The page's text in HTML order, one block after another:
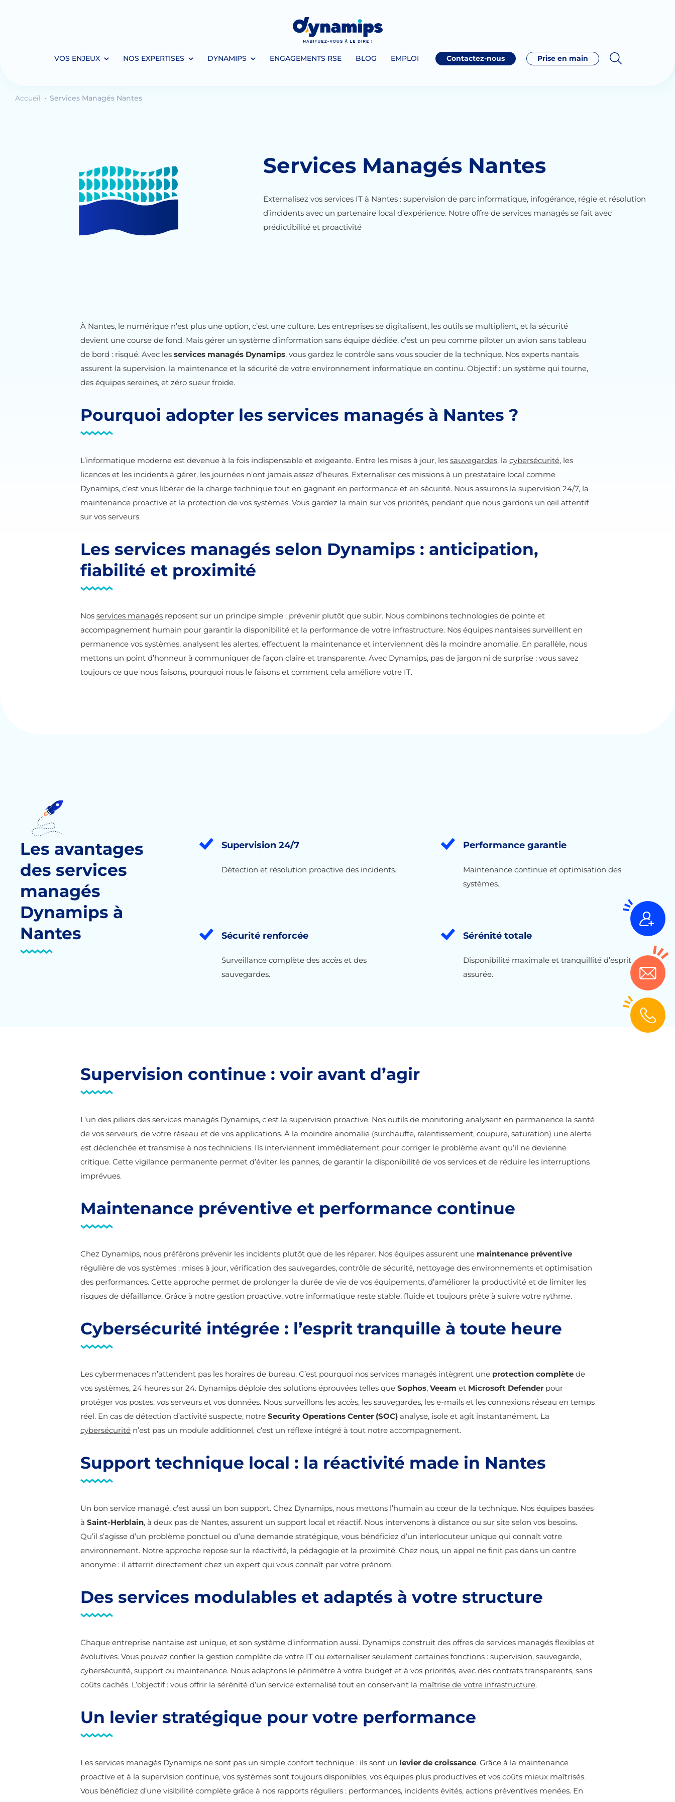
VOS ENJEUX NOS EXPERTISES DYNAMIPS ENGAGEMENTS RSE BLOG EMPLOI Contactez-nous Prise en main
Accueil Services Managés Nantes
Services Managés Nantes
Externalisez vos services IT à Nantes : supervision de parc informatique, infogérance, régie et résolution
d’incidents avec un partenaire local d’expérience. Notre offre de services managés se fait avec
prédictibilité et proactivité
À Nantes, le numérique n’est plus une option, c’est une culture. Les entreprises se digitalisent, les outils se multiplient, et la sécurité
devient une course de fond. Mais gérer un système d’information sans équipe dédiée, c’est un peu comme piloter un avion sans tableau
de bord : risqué. Avec les services managés Dynamips, vous gardez le contrôle sans vous soucier de la technique. Nos experts nantais
assurent la supervision, la maintenance et la sécurité de votre environnement informatique en continu. Objectif : un système qui tourne,
des équipes sereines, et zéro sueur froide.
Pourquoi adopter les services managés à Nantes ?
L’informatique moderne est devenue à la fois indispensable et exigeante. Entre les mises à jour, les sauvegardes, la cybersécurité, les
licences et les incidents à gérer, les journées n’ont jamais assez d’heures. Externaliser ces missions à un prestataire local comme
Dynamips, c’est vous libérer de la charge technique tout en gagnant en performance et en sécurité. Nous assurons la supervision 24/7, la
maintenance proactive et la protection de vos systèmes. Vous gardez la main sur vos priorités, pendant que nous gardons un œil attentif
sur vos serveurs.
Les services managés selon Dynamips : anticipation,
fiabilité et proximité
Nos services managés reposent sur un principe simple : prévenir plutôt que subir. Nous combinons technologies de pointe et
accompagnement humain pour garantir la disponibilité et la performance de votre infrastructure. Nos équipes nantaises surveillent en
permanence vos systèmes, analysent les alertes, effectuent la maintenance et interviennent dès la moindre anomalie. En parallèle, nous
mettons un point d’honneur à communiquer de façon claire et transparente. Avec Dynamips, pas de jargon ni de surprise : vous savez
toujours ce que nous faisons, pourquoi nous le faisons et comment cela améliore votre IT.
Les avantages
des services
managés
Dynamips à
Nantes
Supervision 24/7
Détection et résolution proactive des incidents.
Performance garantie
Maintenance continue et optimisation des
systèmes.
Sécurité renforcée
Surveillance complète des accès et des
sauvegardes.
Sérénité totale
Disponibilité maximale et tranquillité d’esprit
assurée.
Supervision continue : voir avant d’agir
L’un des piliers des services managés Dynamips, c’est la supervision proactive. Nos outils de monitoring analysent en permanence la santé
de vos serveurs, de votre réseau et de vos applications. À la moindre anomalie (surchauffe, ralentissement, coupure, saturation) une alerte
est déclenchée et transmise à nos techniciens. Ils interviennent immédiatement pour corriger le problème avant qu’il ne devienne
critique. Cette vigilance permanente permet d’éviter les pannes, de garantir la disponibilité de vos services et de réduire les interruptions
imprévues.
Maintenance préventive et performance continue
Chez Dynamips, nous préférons prévenir les incidents plutôt que de les réparer. Nos équipes assurent une maintenance préventive
régulière de vos systèmes : mises à jour, vérification des sauvegardes, contrôle de sécurité, nettoyage des environnements et optimisation
des performances. Cette approche permet de prolonger la durée de vie de vos équipements, d’améliorer la productivité et de limiter les
risques de défaillance. Grâce à notre gestion proactive, votre informatique reste stable, fluide et toujours prête à suivre votre rythme.
Cybersécurité intégrée : l’esprit tranquille à toute heure
Les cybermenaces n’attendent pas les horaires de bureau. C’est pourquoi nos services managés intègrent une protection complète de
vos systèmes, 24 heures sur 24. Dynamips déploie des solutions éprouvées telles que Sophos, Veeam et Microsoft Defender pour
protéger vos postes, vos serveurs et vos données. Nous surveillons les accès, les sauvegardes, les e-mails et les connexions réseau en temps
réel. En cas de détection d’activité suspecte, notre Security Operations Center (SOC) analyse, isole et agit instantanément. La
cybersécurité n’est pas un module additionnel, c’est un réflexe intégré à tout notre accompagnement.
Support technique local : la réactivité made in Nantes
Un bon service managé, c’est aussi un bon support. Chez Dynamips, nous mettons l’humain au cœur de la technique. Nos équipes basées
à Saint-Herblain, à deux pas de Nantes, assurent un support local et réactif. Nous intervenons à distance ou sur site selon vos besoins.
Qu’il s’agisse d’un problème ponctuel ou d’une demande stratégique, vous bénéficiez d’un interlocuteur unique qui connaît votre
environnement. Notre approche repose sur la réactivité, la pédagogie et la proximité. Chez nous, un appel ne finit pas dans un centre
anonyme : il atterrit directement chez un expert qui vous connaît par votre prénom.
Des services modulables et adaptés à votre structure
Chaque entreprise nantaise est unique, et son système d’information aussi. Dynamips construit des offres de services managés flexibles et
évolutives. Vous pouvez confier la gestion complète de votre IT ou externaliser seulement certaines fonctions : supervision, sauvegarde,
cybersécurité, support ou maintenance. Nous adaptons le périmètre à votre budget et à vos priorités, avec des contrats transparents, sans
coûts cachés. L’objectif : vous offrir la sérénité d’un service externalisé tout en conservant la maîtrise de votre infrastructure.
Un levier stratégique pour votre performance
Les services managés Dynamips ne sont pas un simple confort technique : ils sont un levier de croissance. Grâce à la maintenance
proactive et à la supervision continue, vos systèmes sont toujours disponibles, vos équipes plus productives et vos coûts mieux maîtrisés.
Vous bénéficiez d’une visibilité complète grâce à nos rapports réguliers : performances, incidents évités, actions préventives menées. En